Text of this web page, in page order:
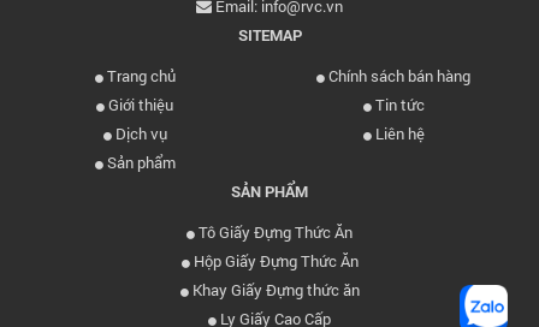
Email: info@rvc.vn
SITEMAP
Trang chủ
Chính sách bán hàng
Giới thiệu
Tin tức
Dịch vụ
Liên hệ
Sản phẩm
SẢN PHẨM
Tô Giấy Đựng Thức Ăn
Hộp Giấy Đựng Thức Ăn
Khay Giấy Đựng thức ăn
Ly Giấy Cao Cấp